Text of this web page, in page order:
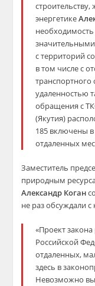
энергетике
с территорий
в том числе c
удаленностью
обращения с
(Якутия)
185 включены
отдаленных
Заместитель
природным
Александр Коган
не раз обсуждали
«Проект
Российской
отдаленных,
здесь в
Невозможно